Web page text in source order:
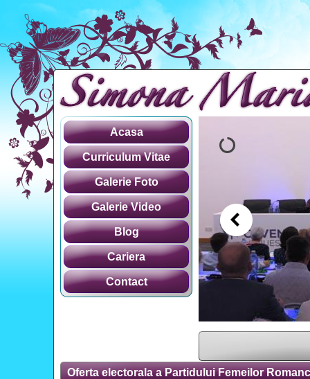
Acasa
Curriculum Vitae
Galerie Foto
Galerie Video
Blog
Cariera
Contact
Oferta electorala a Partidului Femeilor